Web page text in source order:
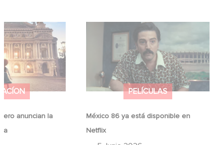
anuncian la
anuncian la
PELÍCULAS
México 86 ya está disponible en
Netflix
México 86 ya está disponible en